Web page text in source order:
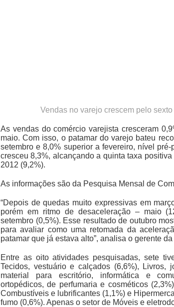
Vendas no varejo crescem pelo
As vendas do comércio varejista cresceram
maio. Com isso, o patamar do varejo bateu
setembro e 8,0% superior a fevereiro, nível
cresceu 8,3%, alcançando a quinta taxa
2012 (9,2%).
As informações são da Pesquisa Mensal de
“Depois de quedas muito expressivas em
porém em ritmo de desaceleração – maio
setembro (0,5%). Esse resultado de outubro
para avaliar como uma retomada da
patamar que já estava alto”, analisa o gerente
Entre as oito atividades pesquisadas, sete
Tecidos, vestuário e calçados (6,6%), Livros,
material para escritório, informática e
ortopédicos, de perfumaria e cosméticos
Combustíveis e lubrificantes (1,1%) e
fumo (0,6%). Apenas o setor de Móveis e